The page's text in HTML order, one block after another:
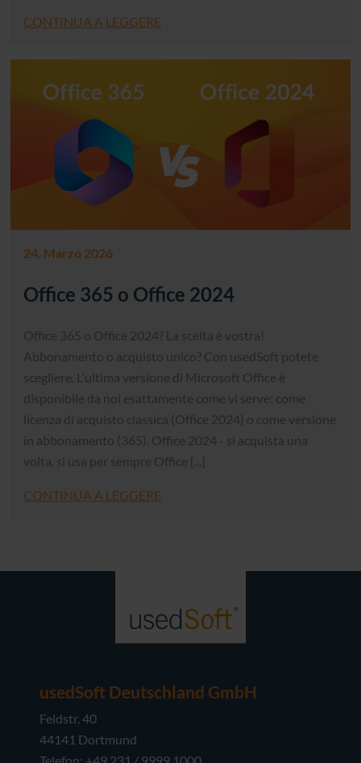
CONTINUA A LEGGERE
24. Marzo 2026
Office 365 o Office 2024
Office 365 o Office 2024? La scelta è vostra!
Abbonamento o acquisto unico? Con usedSoft potete
scegliere. L'ultima versione di Microsoft Office è
disponibile da noi esattamente come vi serve: come
licenza di acquisto classica (Office 2024) o come versione
in abbonamento (365). Office 2024 - si acquista una
volta, si usa per sempre Office [...]
CONTINUA A LEGGERE
usedSoft Deutschland GmbH
Feldstr. 40
44141 Dortmund